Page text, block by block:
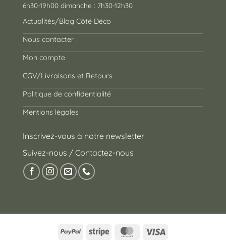
6h30-19h00 dimanche : 7h30-12h30
Actualités/Blog Côté Déco
Nous contacter
Mon compte
CGV/Livraisons et Retours
Politique de confidentialité
Mentions légales
Inscrivez-vous à notre newsletter
Suivez-nous / Contactez-nous
PayPal Stripe MasterCard
Visa